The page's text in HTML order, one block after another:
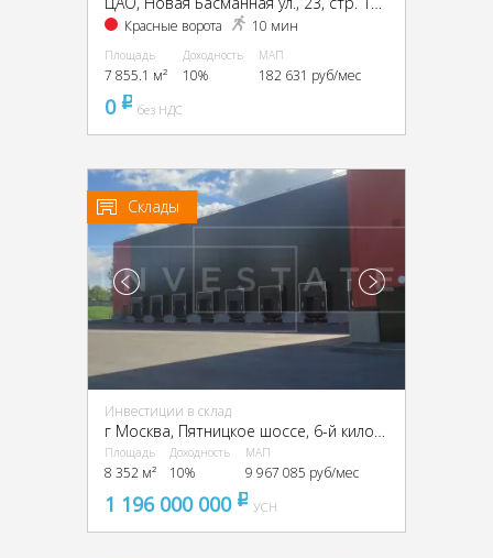
Красные ворота 10 мин
Площадь
7 855.1 м²
Доходность
10%
МАП
182 631 руб/мес
0 pуббез НДС
Склады
Инвестиции в склад
г Москва, Пятницкое шоссе, 6-й километр, г Москва, Пятницкое ш., 6
Площадь
8 352 м²
Доходность
10%
МАП
9 967 085 руб/мес
1 196 000 000 pуб
УСН